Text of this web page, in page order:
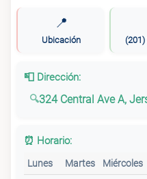
📍
Ubicación
📮 Dirección:
324 Central Ave A,
⏰ Horario:
Lunes Martes Miércoles